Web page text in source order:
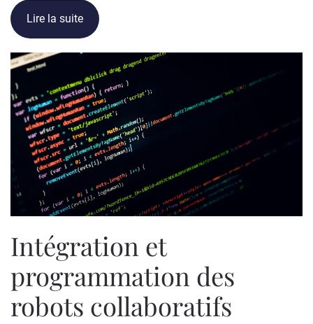
Lire la suite
Intégration et
programmation des
robots collaboratifs